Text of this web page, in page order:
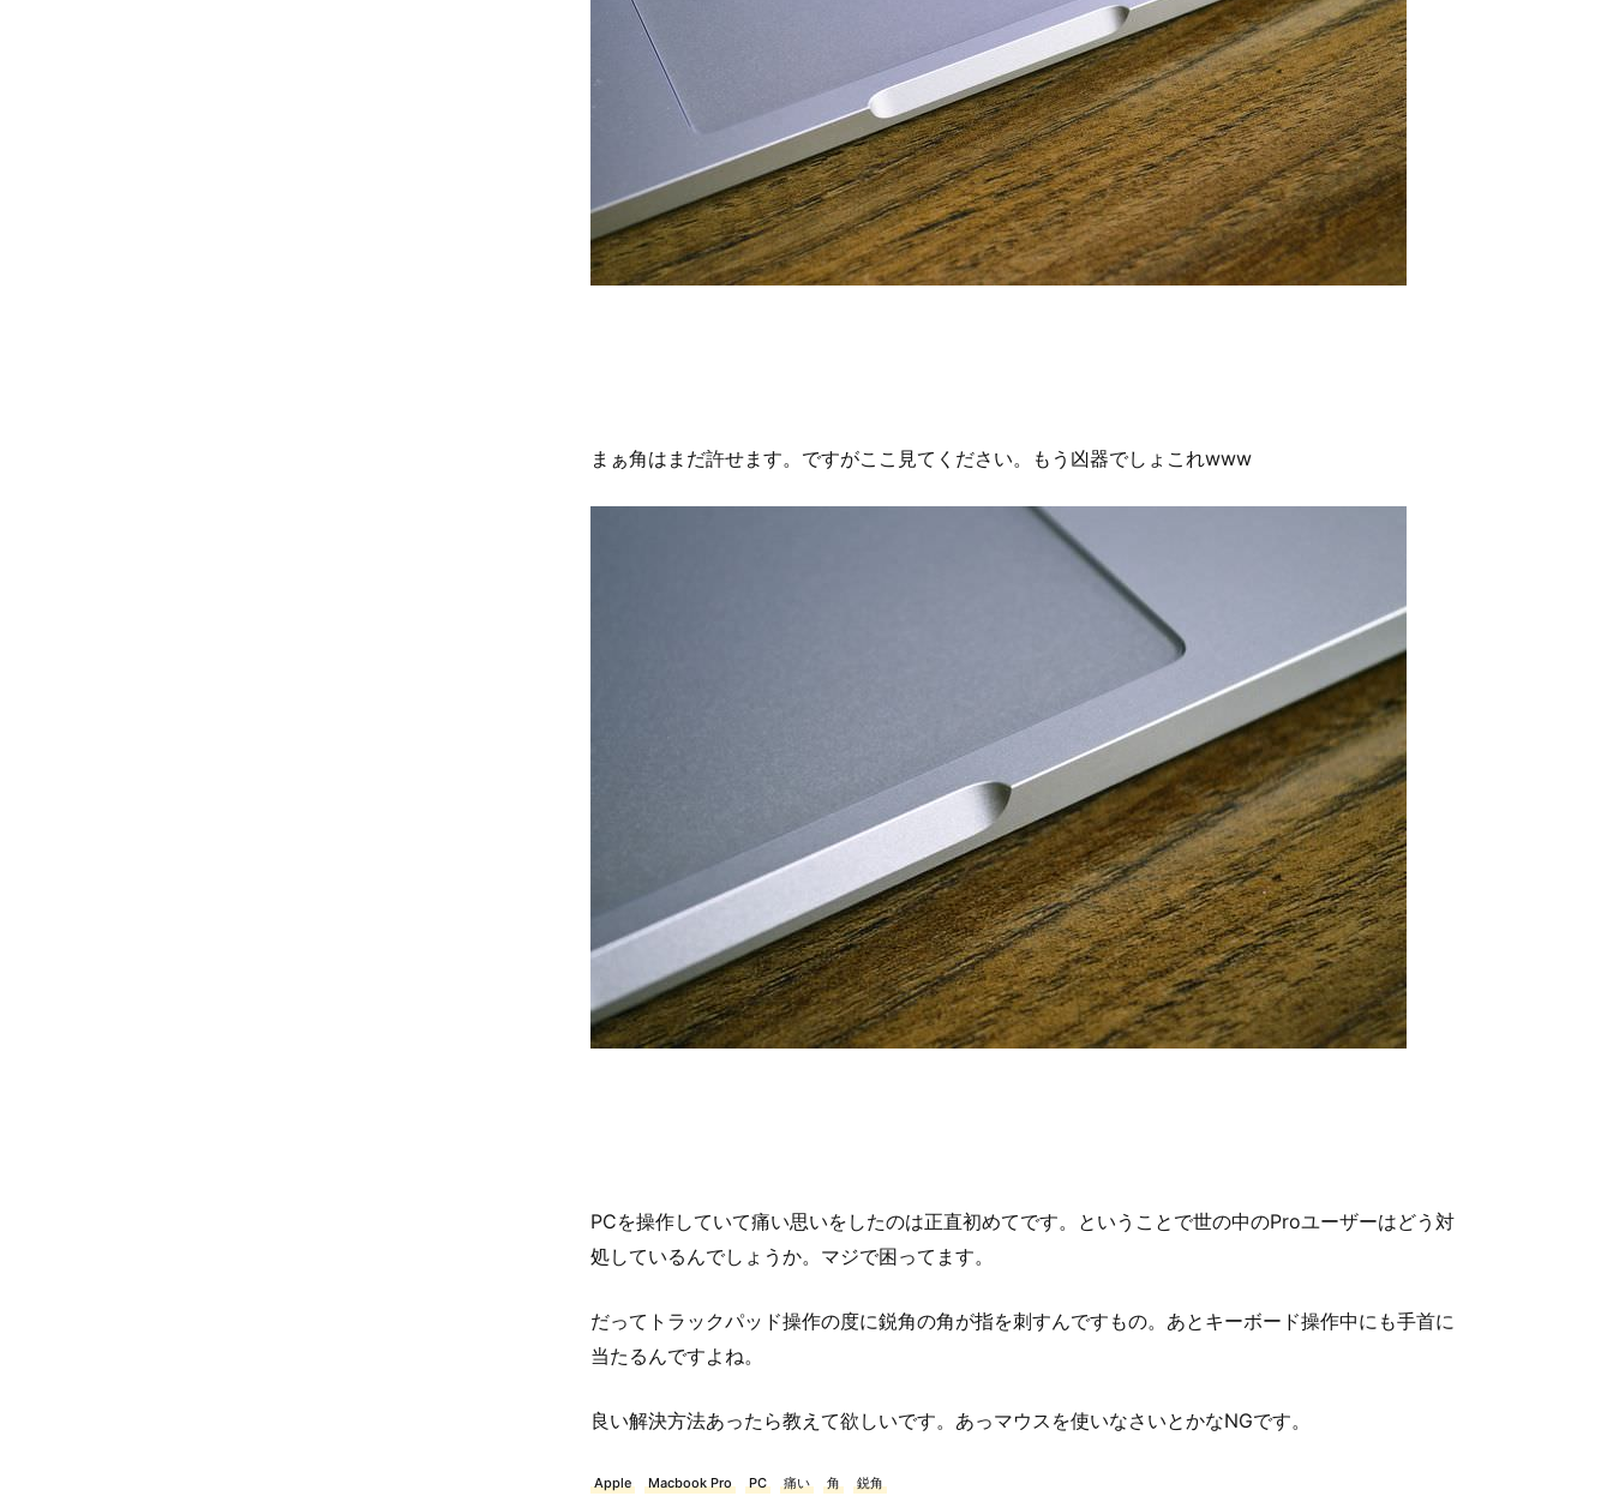
まぁ角はまだ許せます。ですがここ見てください。もう凶器でしょこれwww
PCを操作していて痛い思いをしたのは正直初めてです。ということで世の中のProユーザーはどう対
処しているんでしょうか。マジで困ってます。
だってトラックパッド操作の度に鋭角の角が指を刺すんですもの。あとキーボード操作中にも手首に
当たるんですよね。
良い解決方法あったら教えて欲しいです。あっマウスを使いなさいとかなNGです。
Apple Macbook Pro PC 痛い 角 鋭角